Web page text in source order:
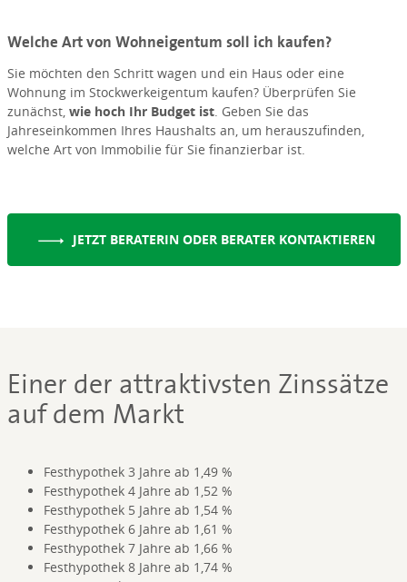
Welche Art von Wohneigentum soll ich kaufen?
Sie möchten den Schritt wagen und ein Haus oder eine
Wohnung im Stockwerkeigentum kaufen? Überprüfen Sie
zunächst, wie hoch Ihr Budget ist. Geben Sie das
Jahreseinkommen Ihres Haushalts an, um herauszufinden,
welche Art von Immobilie für Sie finanzierbar ist.
JETZT BERATERIN ODER BERATER KONTAKTIEREN
Einer der attraktivsten Zinssätze
auf dem Markt
Festhypothek 3 Jahre ab 1,49 %
Festhypothek 4 Jahre ab 1,52 %
Festhypothek 5 Jahre ab 1,54 %
Festhypothek 6 Jahre ab 1,61 %
Festhypothek 7 Jahre ab 1,66 %
Festhypothek 8 Jahre ab 1,74 %